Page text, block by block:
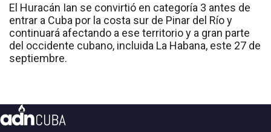
El Huracán Ian se convirtió en categoría 3 antes de
entrar a Cuba por la costa sur de Pinar del Río y
continuará afectando a ese territorio y a gran parte
del occidente cubano, incluida La Habana, este 27 de
septiembre.